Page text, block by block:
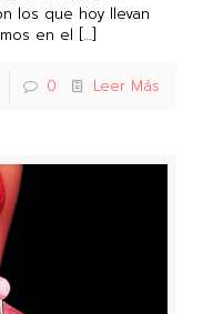
los que hoy llevan
en el […]
0 Leer Más